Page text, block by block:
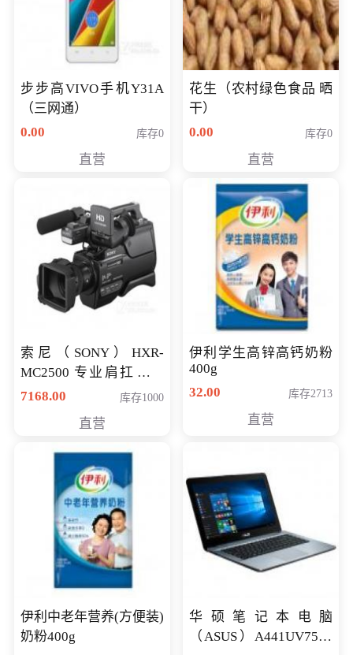
步步高VIVO手机Y31A
（三网通）
0.00
库存0
直营
花生（农村绿色食品 晒
干）
0.00
库存0
直营
索尼（SONY）HXR-
MC2500 专业肩扛式存
储卡全高清摄录一体机
清入门级摄像机
7168.00 库存1000
直营
伊利学生高锌高钙奶粉
400g
32.00
库存2713
直营
伊利中老年营养(方便装)
奶粉400g
华硕笔记本电脑
（ASUS）A441UV7500